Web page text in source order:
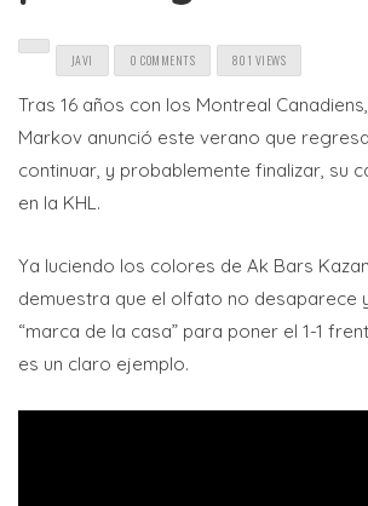
JAVI 0 COMMENTS 801 VIEWS
Tras 16 años con los Montreal
Markov anunció este verano que
continuar, y probablemente finalizar, su
en la KHL.
Ya luciendo los colores de Ak Bars
demuestra que el olfato no desaparece
“marca de la casa” para poner el 1-1
es un claro ejemplo.